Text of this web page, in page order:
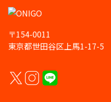
〒154-0011
東京都世田谷区上馬1-17-5